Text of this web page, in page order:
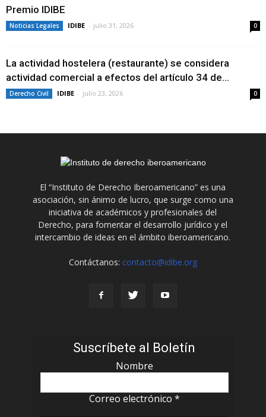
Premio IDIBE
Noticias Legales IDIBE - julio 31, 2026 0
La actividad hostelera (restaurante) se considera
actividad comercial a efectos del artículo 34 de...
Derecho Civil IDIBE - julio 23, 2026 0
El “Instituto de Derecho Iberoamericano” es una
asociación, sin ánimo de lucro, que surge como una
iniciativa de académicos y profesionales del
Derecho, para fomentar el desarrollo jurídico y el
intercambio de ideas en el ámbito iberoamericano.
Contáctanos: contacto@idibe.org
Suscríbete al Boletín
Nombre
Correo electrónico *